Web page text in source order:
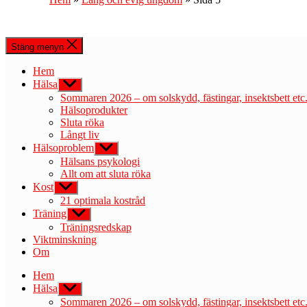
Stäng menyn
Hem
Hälsa Visa
undermeny
Sommaren 2026 – om solskydd, fästingar, insektsbett etc.
Hälsoprodukter
Sluta röka
Långt liv
Hälsoproblem Visa
undermeny
Hälsans psykologi
Allt om att sluta röka
Kost Visa
undermeny
21 optimala kostråd
Träning Visa
undermeny
Träningsredskap
Viktminskning
Om
Hem
Hälsa Visa
undermeny
Sommaren 2026 – om solskydd, fästingar, insektsbett etc.